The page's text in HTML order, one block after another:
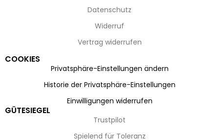
Datenschutz
Widerruf
Vertrag widerrufen
COOKIES
Privatsphäre-Einstellungen ändern
Historie der Privatsphäre-Einstellungen
Einwilligungen widerrufen
GÜTESIEGEL
Trustpilot
Spielend für Toleranz